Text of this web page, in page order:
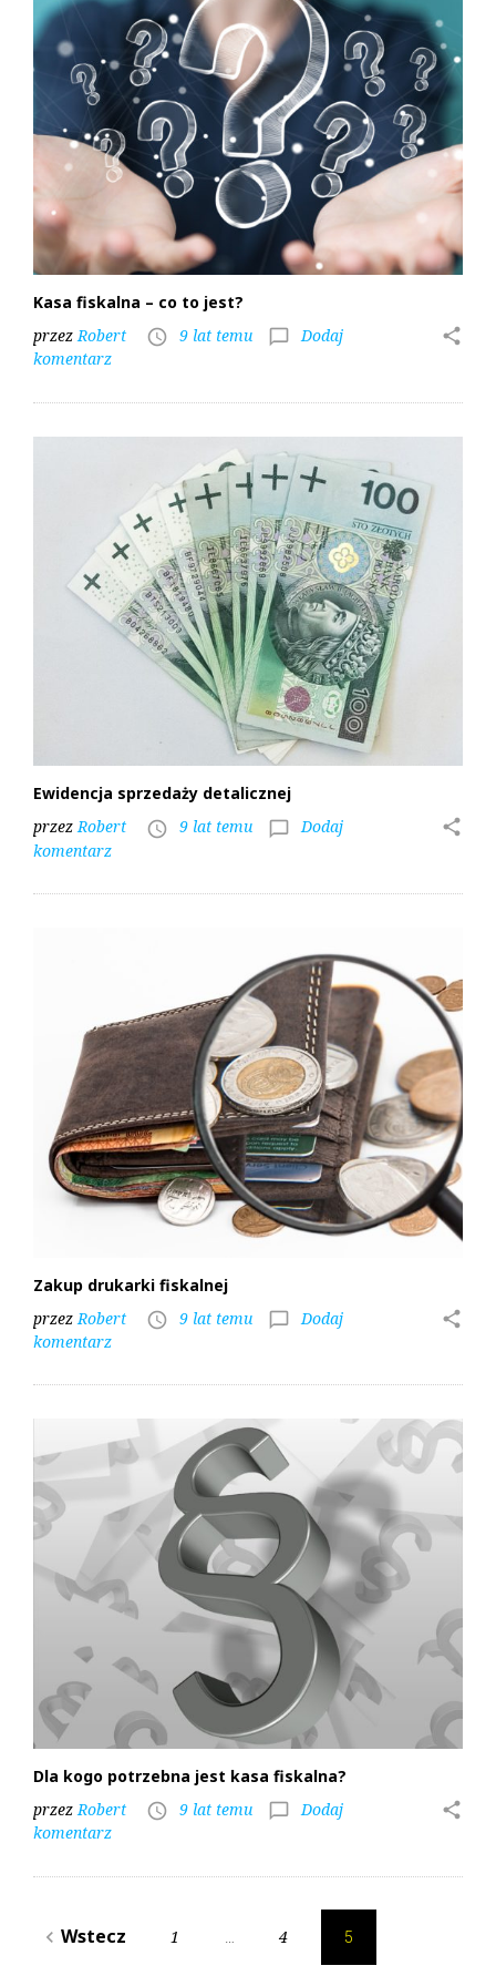
Kasa fiskalna – co to jest?
przezRobert access_time 9 lat temu chat_bubble_outline Dodaj
komentarz
share
Ewidencja sprzedaży detalicznej
przezRobert access_time 9 lat temu chat_bubble_outline Dodaj
komentarz
share
Zakup drukarki fiskalnej
przez Robert access_time 9 lat temu chat_bubble_outline
Dodaj
komentarz
share
Dla kogo potrzebna jest kasa fiskalna?
przezRobert access_time 9 lat temu chat_bubble_outline Dodaj
komentarz
share
N
navigate_before Wstecz 1 4 5